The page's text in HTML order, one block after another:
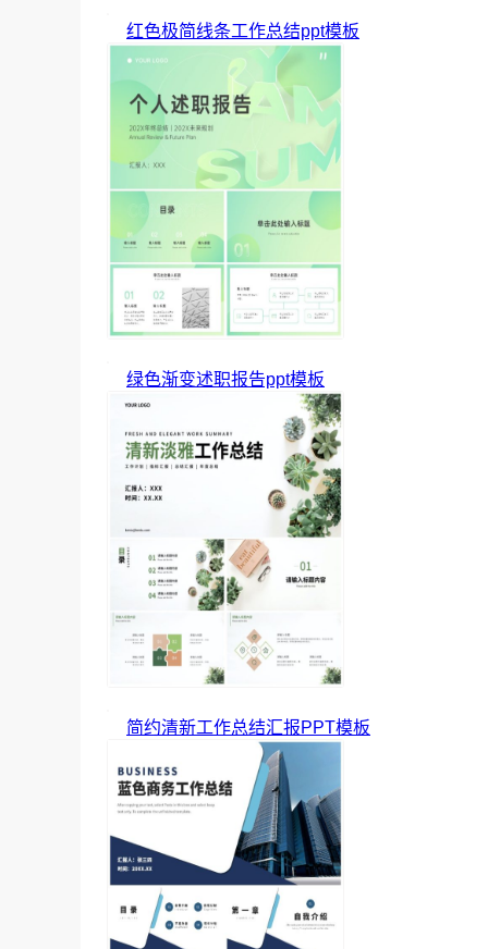
红色极简线条工作总结ppt模板
绿色渐变述职报告ppt模板
简约清新工作总结汇报PPT模板